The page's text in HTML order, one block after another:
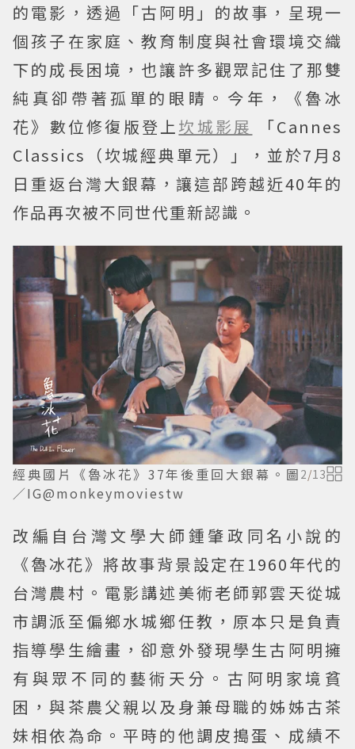
的電影，透過「古阿明」的故事，呈現一
個孩子在家庭、教育制度與社會環境交織
下的成長困境，也讓許多觀眾記住了那雙
純真卻帶著孤單的眼睛。今年，《魯冰
花》數位修復版登上坎城影展
「Cannes
Classics（坎城經典單元）」，並於7月8
日重返台灣大銀幕，讓這部跨越近40年的
作品再次被不同世代重新認識。
經典國片《魯冰花》37年後重回大銀幕。圖
／IG@monkeymoviestw
2/13
改編自台灣文學大師鍾肇政同名小說的
《魯冰花》將故事背景設定在1960年代的
台灣農村。電影講述美術老師郭雲天從城
市調派至偏鄉水城鄉任教，原本只是負責
指導學生繪畫，卻意外發現學生古阿明擁
有與眾不同的藝術天分。古阿明家境貧
困，與茶農父親以及身兼母職的姊姊古茶
妹相依為命。平時的他調皮搗蛋、成績不